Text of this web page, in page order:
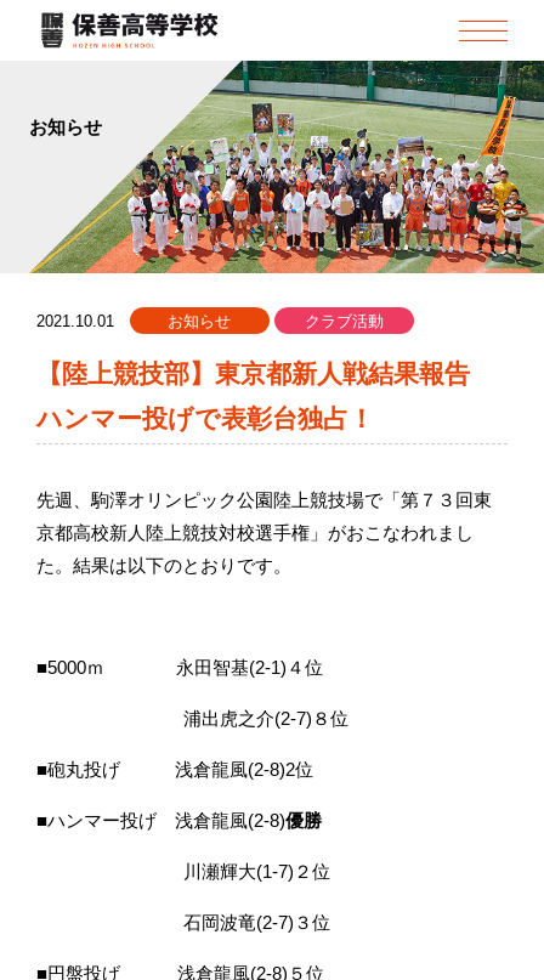
お知らせ
2021.10.01 お知らせ クラブ活動
【陸上競技部】東京都新人戦結果報告
ハンマー投げで表彰台独占！
先週、駒澤オリンピック公園陸上競技場で「第７３回東
京都高校新人陸上競技対校選手権」がおこなわれまし
た。結果は以下のとおりです。
■5000ｍ 永田智基(2-1)４位
浦出虎之介(2-7)８位
■砲丸投げ 浅倉龍風(2-8)2位
■ハンマー投げ 浅倉龍風(2-8)優勝
川瀬輝大(1-7)２位
石岡波竜(2-7)３位
■円盤投げ 浅倉龍風(2-8)５位